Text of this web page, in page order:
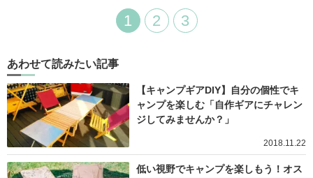
1 2 3
あわせて読みたい記事
【キャンプギアDIY】自分の個性でキ
ャンプを楽しむ「自作ギアにチャレン
ジしてみませんか？」
2018.11.22
低い視野でキャンプを楽しもう！オス